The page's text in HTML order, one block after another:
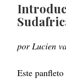
por Lucien
Este